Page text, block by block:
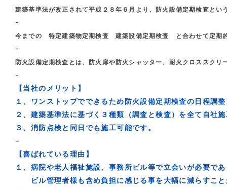
建築基準法が改正されて平成２８年６月より、防火設備定期検査とい
–
今までの 特定建築物定期検査 建築設備定期検査 と合わせて定期
–
防火設備定期検査とは、防火扉や防火シャッター、耐火クロススク
–
【当社のメリット】
１、ワンストップでできるため防火設備定期検査の日程調
２、建築基準法に基づく３種類（調査と検査）を全て自社
３、消防点検と同日でも施工可能です。
–
【喜ばれている理由】
１、病院や老人福祉施設、事務所ビル等で立会いが必要で
ビル管理者様も含め負担に感じる事を大幅に減らすこと